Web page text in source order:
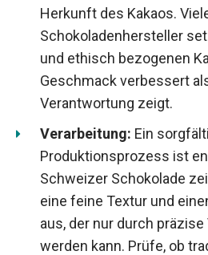
Herkunft des Kakaos.
Schokoladenhersteller
und ethisch bezogenen
Geschmack verbessert
Verantwortung zeigt.
Verarbeitung: Ein
Produktionsprozess ist
Schweizer Schokolade
eine feine Textur und
aus, der nur durch
werden kann. Prüfe, ob